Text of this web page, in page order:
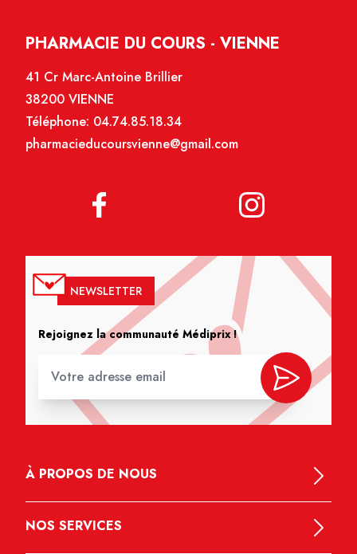
PHARMACIE DU COURS - VIENNE
41 Cr Marc-Antoine Brillier
38200 VIENNE
Téléphone: 04.74.85.18.34
pharmacieducoursvienne@gmail.com
NEWSLETTER
Rejoignez la communauté Médiprix !
À PROPOS DE NOUS
NOS SERVICES